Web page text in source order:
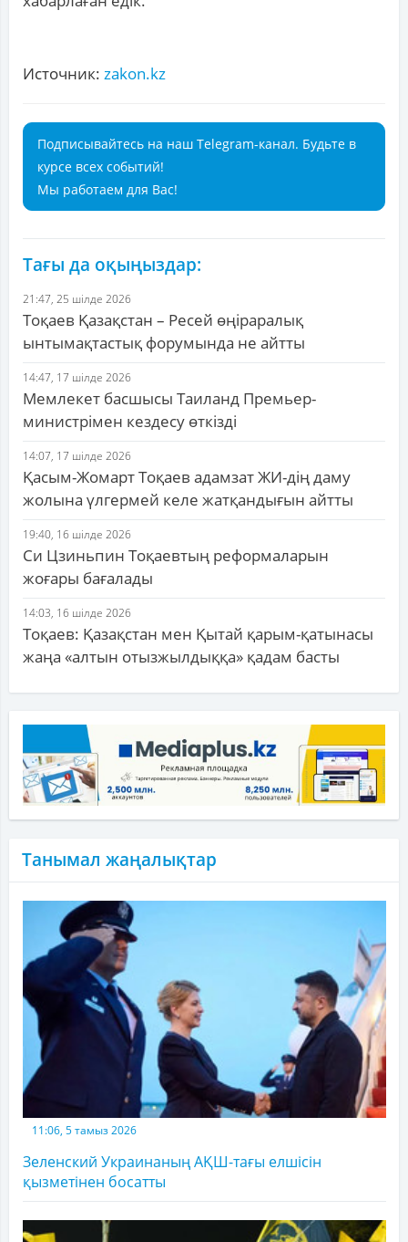
Источник: zakon.kz
Подписывайтесь на наш Telegram-канал. Будьте в
курсе всех событий!
Мы работаем для Вас!
Тағы да оқыңыздар:
21:47, 25 шілде 2026
Тоқаев Қазақстан – Ресей өңіраралық
ынтымақтастық форумында не айтты
14:47, 17 шілде 2026
Мемлекет басшысы Таиланд Премьер-
министрімен кездесу өткізді
14:07, 17 шілде 2026
Қасым-Жомарт Тоқаев адамзат ЖИ-дің даму
жолына үлгермей келе жатқандығын айтты
19:40, 16 шілде 2026
Си Цзиньпин Тоқаевтың реформаларын
жоғары бағалады
14:03, 16 шілде 2026
Тоқаев: Қазақстан мен Қытай қарым-қатынасы
жаңа «алтын отызжылдыққа» қадам басты
Танымал жаңалықтар
11:06, 5 тамыз 2026
Зеленский Украинаның АҚШ-тағы елшісін
қызметінен босатты